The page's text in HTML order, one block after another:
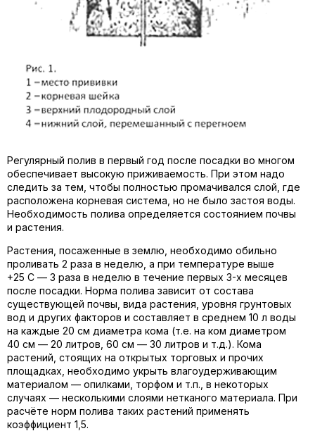
Регулярный полив в первый год после посадки во многом
обеспечивает высокую приживаемость. При этом надо
следить за тем, чтобы полностью промачивался слой, где
расположена корневая система, но не было застоя воды.
Необходимость полива определяется состоянием почвы
и растения.
Растения, посаженные в землю, необходимо обильно
проливать 2 раза в неделю, а при температуре выше
+25 С — 3 раза в неделю в течение первых 3-х месяцев
после посадки. Норма полива зависит от состава
существующей почвы, вида растения, уровня грунтовых
вод и других факторов и составляет в среднем 10 л воды
на каждые 20 см диаметра кома (т.е. на ком диаметром
40 см — 20 литров, 60 см — 30 литров и т.д.). Кома
растений, стоящих на открытых торговых и прочих
площадках, необходимо укрыть влагоудерживающим
материалом — опилками, торфом и т.п., в некоторых
случаях — несколькими слоями нетканого материала. При
расчёте норм полива таких растений применять
коэффициент 1,5.